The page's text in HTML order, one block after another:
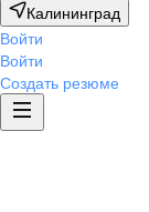
Калининград
Войти
Войти
Создать резюме